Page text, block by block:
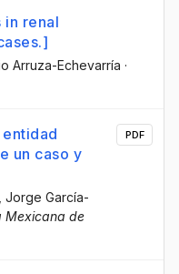
in renal
Arruza-Echevarría ·
un caso y
, Jorge García-
Mexicana de
PDF